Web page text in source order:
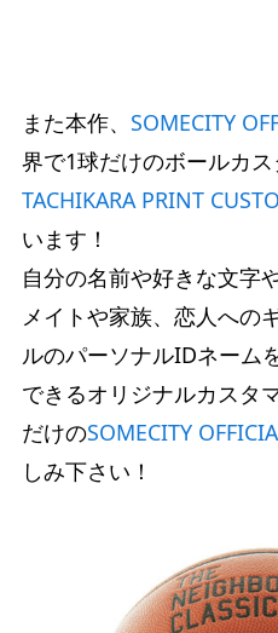
また本作、 SOMECITY
界で1球だけのボールカ
TACHIKARA PRINT
います！
自分の名前や好きな文字
メイトや家族、恋人への
ルのパーソナルIDネーム
できるオリジナルカスタ
だけのSOMECITY
しみ下さい！